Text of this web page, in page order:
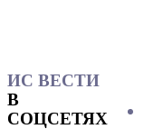
ИС ВЕСТИ
В
СОЦСЕТЯХ